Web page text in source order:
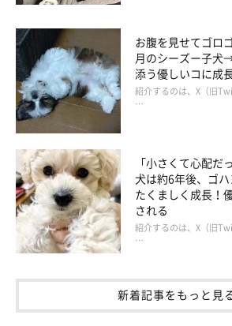
お腹を見せてゴロ
月のシーズー子犬
添う優しいコに成
紹介するのは、X（旧
…
「小さくて心配だ
犬は約6年後、ゴ
たくましく成長！
される
紹介するのは、X（旧
…
新着記事をもっと見